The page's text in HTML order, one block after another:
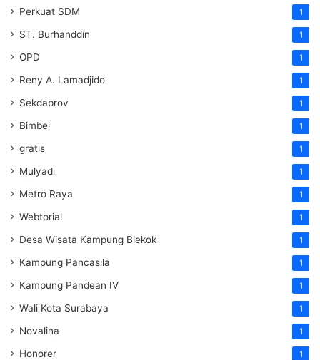
Perkuat SDM 1
ST. Burhanddin 1
OPD 1
Reny A. Lamadjido 1
Sekdaprov 1
Bimbel 1
gratis 1
Mulyadi 1
Metro Raya 1
Webtorial 1
Desa Wisata Kampung Blekok 1
Kampung Pancasila 1
Kampung Pandean IV 1
Wali Kota Surabaya 1
Novalina 1
Honorer 1